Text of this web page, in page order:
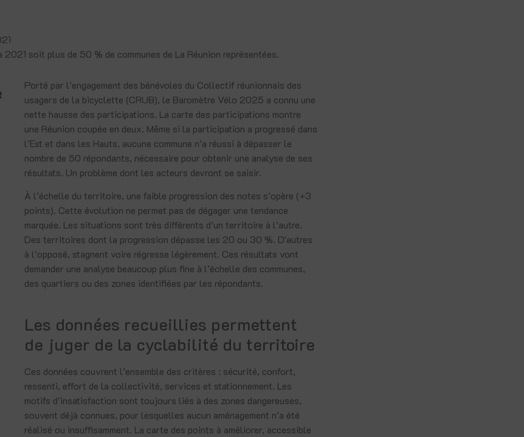
soit plus de 50 % de communes de La Réunion représentées.
Porté par l’engagement des bénévoles du Collectif réunionnais des
usagers de la bicyclette (CRUB), le Baromètre Vélo 2025 a connu une
nette hausse des participations. La carte des participations montre
une Réunion coupée en deux. Même si la participation a progressé dans
l’Est et dans les Hauts, aucune commune n’a réussi à dépasser le
nombre de 50 répondants, nécessaire pour obtenir une analyse de ses
résultats. Un problème dont les acteurs devront se saisir.
À l’échelle du territoire, une faible progression des notes s’opère (+3
points). Cette évolution ne permet pas de dégager une tendance
marquée. Les situations sont très différents d’un territoire à l’autre.
Des territoires dont la progression dépasse les 20 ou 30 %. D’autres
à l’opposé, stagnent voire régresse légèrement. Ces résultats vont
demander une analyse beaucoup plus fine à l’échelle des communes,
des quartiers ou des zones identifiées par les répondants.
Les données recueillies permettent
de juger de la cyclabilité du territoire
Ces données couvrent l’ensemble des critères : sécurité, confort,
ressenti, effort de la collectivité, services et stationnement. Les
motifs d’insatisfaction sont toujours liés à des zones dangereuses,
souvent déjà connues, pour lesquelles aucun aménagement n’a été
réalisé ou insuffisamment. La carte des points à améliorer, accessible